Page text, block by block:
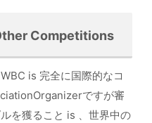
Competitions
is 完全に国際的なコ
ですが審
を獲ること is 、世界中の